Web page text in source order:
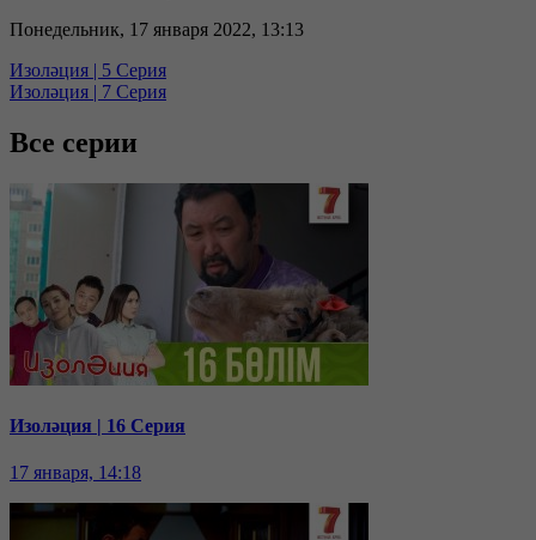
Понедельник, 17 января 2022, 13:13
Изоләция | 5 Серия
Изоләция | 7 Серия
Все серии
Изоләция | 16 Серия
17 января, 14:18